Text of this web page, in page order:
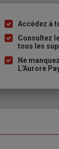
Liste
à
puce
Accédez à
Consultez
tous les
Ne
L'Aurore